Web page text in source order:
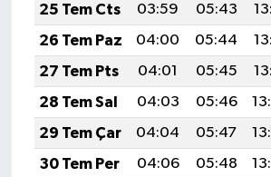
25 Tem Cts
03:59 05:43
26 Tem Paz
04:00 05:44
27 Tem Pts
04:01 05:45
28 Tem Sal
04:03 05:46
29 Tem Çar
04:04 05:47
30 Tem Per
04:06 05:48